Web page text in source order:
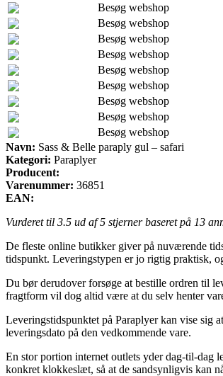
Besøg webshop
Besøg webshop
Besøg webshop
Besøg webshop
Besøg webshop
Besøg webshop
Besøg webshop
Besøg webshop
Besøg webshop
Navn: Sass & Belle paraply gul – safari
Kategori: Paraplyer
Producent:
Varenummer: 36851
EAN:
Vurderet til 3.5 ud af 5 stjerner baseret på 13
De fleste online butikker giver på nuværende
tidspunkt. Leveringstypen er jo rigtig praktisk,
Du bør derudover forsøge at bestille ordren til
fragtform vil dog altid være at du selv henter
Leveringstidspunktet på Paraplyer kan vise sig
leveringsdato på den vedkommende vare.
En stor portion internet outlets yder dag-til-dag
konkret klokkeslæt, så at de sandsynligvis kan